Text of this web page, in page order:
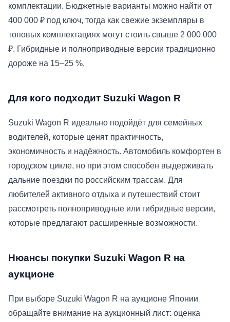
комплектации. Бюджетные варианты можно найти от
400 000 ₽ под ключ, тогда как свежие экземпляры в
топовых комплектациях могут стоить свыше 2 000 000
₽. Гибридные и полноприводные версии традиционно
дороже на 15–25 %.
Для кого подходит Suzuki Wagon R
Suzuki Wagon R идеально подойдёт для семейных
водителей, которые ценят практичность,
экономичность и надёжность. Автомобиль комфортен в
городском цикле, но при этом способен выдерживать
дальние поездки по российским трассам. Для
любителей активного отдыха и путешествий стоит
рассмотреть полноприводные или гибридные версии,
которые предлагают расширенные возможности.
Нюансы покупки Suzuki Wagon R на
аукционе
При выборе Suzuki Wagon R на аукционе Японии
обращайте внимание на аукционный лист: оценка